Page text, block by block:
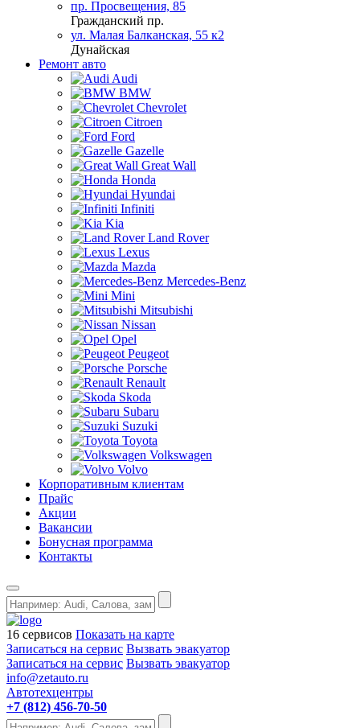
пр. Просвещения, 85
Гражданский пр.
ул. Малая Балканская, 55 к2
Дунайская
Ремонт авто
Audi
BMW
Chevrolet
Citroen
Ford
Gazelle
Great Wall
Honda
Hyundai
Infiniti
Kia
Land Rover
Lexus
Mazda
Mercedes-Benz
Mini
Mitsubishi
Nissan
Opel
Peugeot
Porsche
Renault
Skoda
Subaru
Suzuki
Toyota
Volkswagen
Volvo
Корпоративным клиентам
Прайс
Акции
Вакансии
Бонусная программа
Контакты
16 сервисов Показать на карте
Записаться на сервис Вызвать эвакуатор
Записаться на сервис Вызвать эвакуатор
info@zetauto.ru
Автотехцентры
+7 (812) 456-70-50